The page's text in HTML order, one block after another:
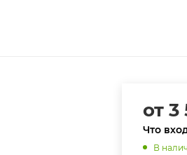
от 3
Что
В